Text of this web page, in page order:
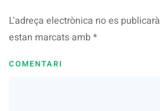
L'adreça electrònica no es
estan marcats amb*
COMENTARI